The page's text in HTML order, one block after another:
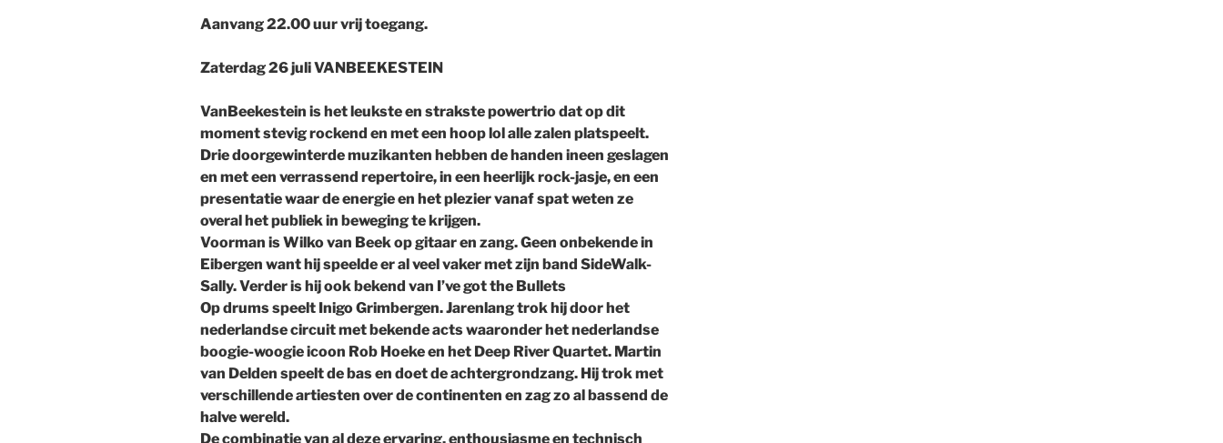
Aanvang 22.00 uur vrij toegang.
Zaterdag 26 juli VANBEEKESTEIN
VanBeekestein is het leukste en strakste powertrio dat op dit
moment stevig rockend en met een hoop lol alle zalen platspeelt.
Drie doorgewinterde muzikanten hebben de handen ineen geslagen
en met een verrassend repertoire, in een heerlijk rock-jasje, en een
presentatie waar de energie en het plezier vanaf spat weten ze
overal het publiek in beweging te krijgen.
Voorman is Wilko van Beek op gitaar en zang. Geen onbekende in
Eibergen want hij speelde er al veel vaker met zijn band SideWalk-
Sally. Verder is hij ook bekend van I’ve got the Bullets
Op drums speelt Inigo Grimbergen. Jarenlang trok hij door het
nederlandse circuit met bekende acts waaronder het nederlandse
boogie-woogie icoon Rob Hoeke en het Deep River Quartet. Martin
van Delden speelt de bas en doet de achtergrondzang. Hij trok met
verschillende artiesten over de continenten en zag zo al bassend de
halve wereld.
De combinatie van al deze ervaring, enthousiasme en technisch